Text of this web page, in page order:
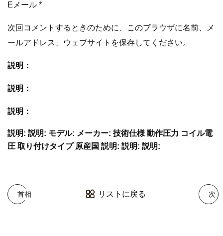
Eメール *
次回コメントするときのために、このブラウザに名前、メ
ールアドレス、ウェブサイトを保存してください。
説明：
説明：
説明：
説明: 説明: モデル: メーカー: 技術仕様 動作圧力 コイル電
圧 取り付けタイプ 原産国 説明: 説明: 説明:
首相 リストに戻る 次